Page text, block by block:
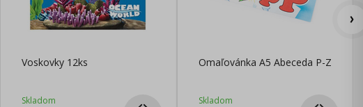
Voskovky 12ks
Skladom
Omaľovánka A5 Abeceda P-Z
Skladom